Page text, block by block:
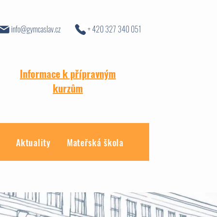
info@gymcaslav.cz + 420 327 340 051
Informace k přípravným
kurzům
Aktuality Mateřská škola